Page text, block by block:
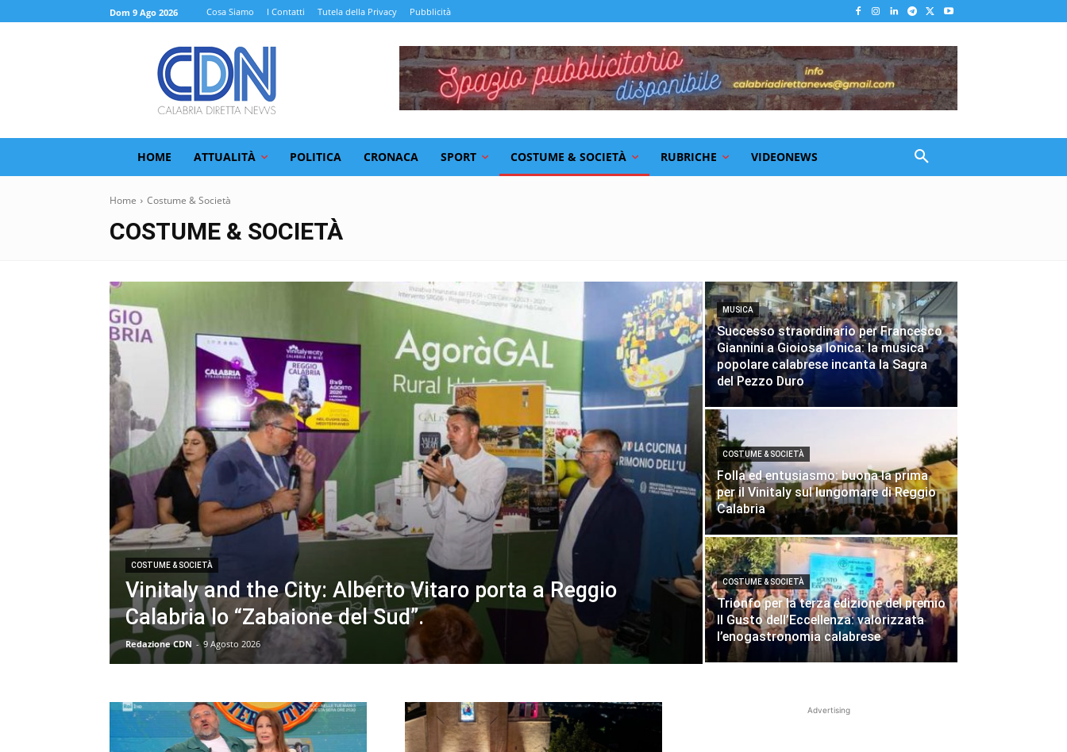
Dom 9 Ago 2026 Cosa Siamo I Contatti Tutela della Privacy Pubblicità
HOME ATTUALITÀ POLITICA CRONACA SPORT COSTUME & SOCIETÀ RUBRICHE VIDEONEWS
Home Costume & Società
COSTUME & SOCIETÀ
COSTUME & SOCIETÀ
Vinitaly and the City: Alberto Vitaro porta a Reggio
Calabria lo “Zabaione del Sud”.
Redazione CDN - 9 Agosto 2026
MUSICA
Successo straordinario per Francesco
Giannini a Gioiosa Ionica: la musica
popolare calabrese incanta la Sagra
del Pezzo Duro
COSTUME & SOCIETÀ
Folla ed entusiasmo: buona la prima
per il Vinitaly sul lungomare di Reggio
Calabria
COSTUME & SOCIETÀ
Trionfo per la terza edizione del premio
Il Gusto dell’Eccellenza: valorizzata
l’enogastronomia calabrese
Advertising